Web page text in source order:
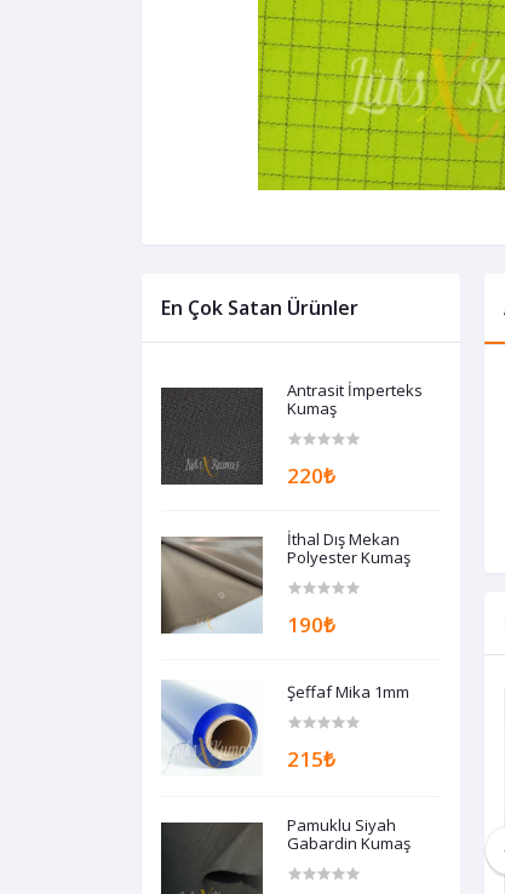
En Çok Satan Ürünler
Antrasit İmperteks
Kumaş
220₺
İthal Dış Mekan
Polyester Kumaş
190₺
Şeffaf Mika 1mm
215₺
Pamuklu Siyah
Gabardin Kumaş